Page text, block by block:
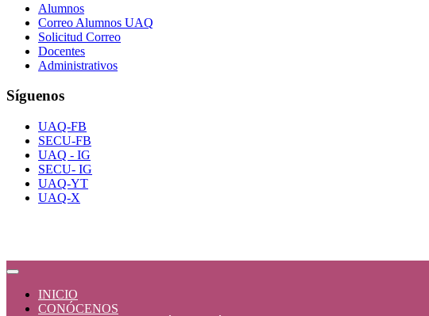
Alumnos
Correo Alumnos UAQ
Solicitud Correo
Docentes
Administrativos
Síguenos
UAQ-FB
SECU-FB
UAQ - IG
SECU- IG
UAQ-YT
UAQ-X
INICIO
CONÓCENOS